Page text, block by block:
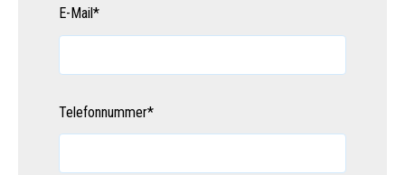
E-Mail*
Telefonnummer*